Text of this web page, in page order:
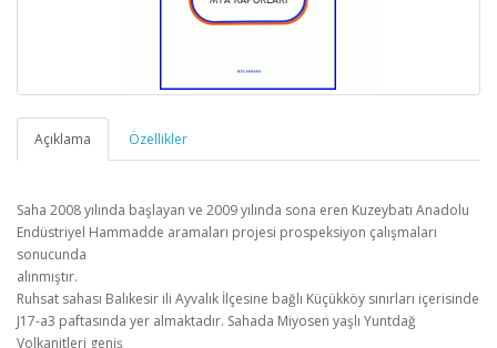
Açıklama Özellikler
Saha 2008 yılında başlayan ve 2009 yılında sona eren Kuzeybatı Anadolu
Endüstriyel Hammadde aramaları projesi prospeksiyon çalışmaları
sonucunda
alınmıştır.
Ruhsat sahası Balıkesir ili Ayvalık İlçesine bağlı Küçükköy sınırları içerisinde
J17-a3 paftasında yer almaktadır. Sahada Miyosen yaşlı Yuntdağ
Volkanitleri geniş